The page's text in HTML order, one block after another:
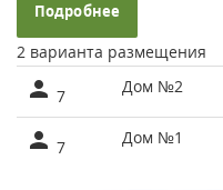
Подробнее
2 варианта размещения
7 Дом №2
7 Дом №1